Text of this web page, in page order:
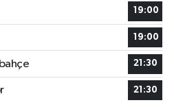
19:00
19:00
21:30
21:30